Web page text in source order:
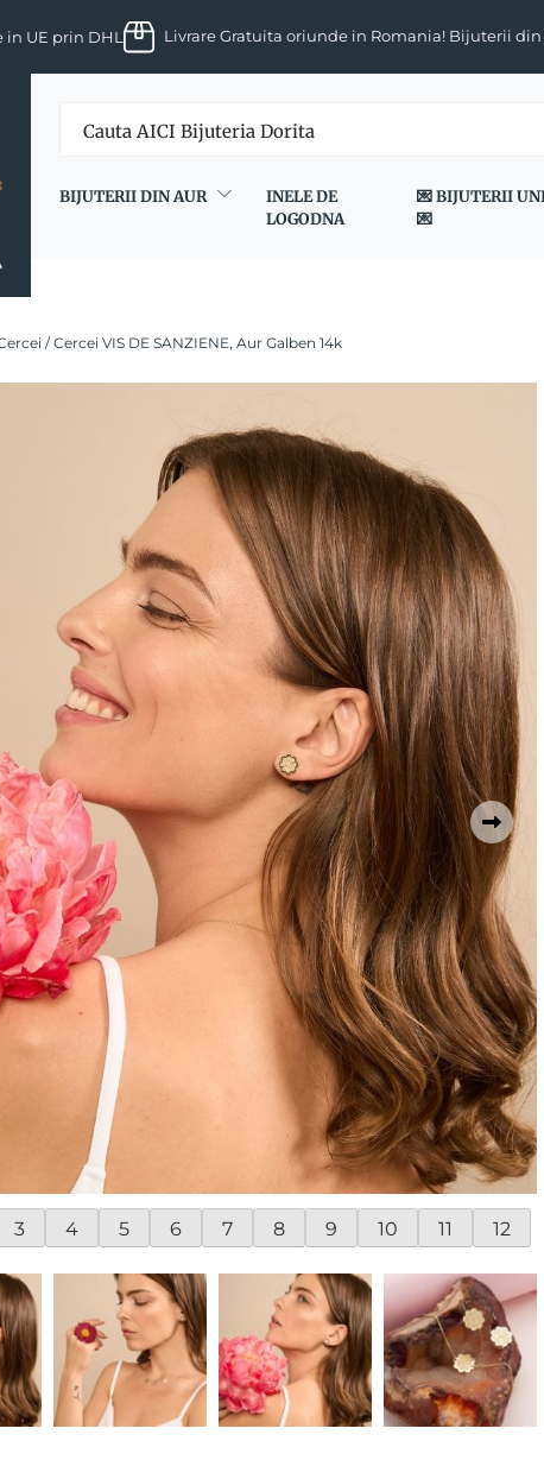
in UE prin DHL Livrare Gratuita oriunde in Romania! Bijuterii
BIJUTERII DIN AUR
INELE DE
LOGODNA
💌 BIJUTERII
💌
/ Cercei VIS DE SANZIENE, Aur Galben 14k
3 4 5 6 7 8 9 10 11 12